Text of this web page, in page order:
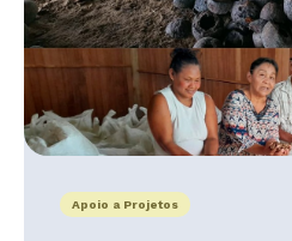
Apoio a Projetos